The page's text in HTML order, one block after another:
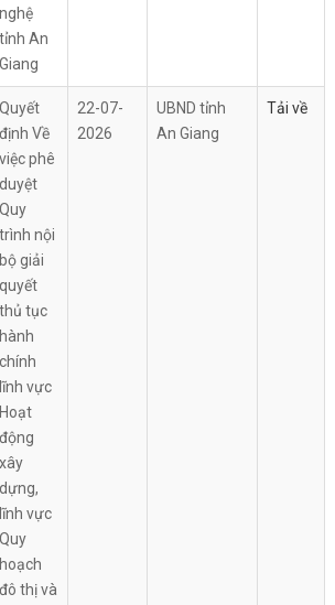
nghệ
tỉnh An
Giang
Quyết
định Về
việc phê
duyệt
Quy
trình nội
bộ giải
quyết
thủ tục
hành
chính
lĩnh vực
Hoạt
động
xây
dựng,
lĩnh vực
Quy
hoạch
đô thị và
22-07-
2026
UBND tỉnh
An Giang
Tải về